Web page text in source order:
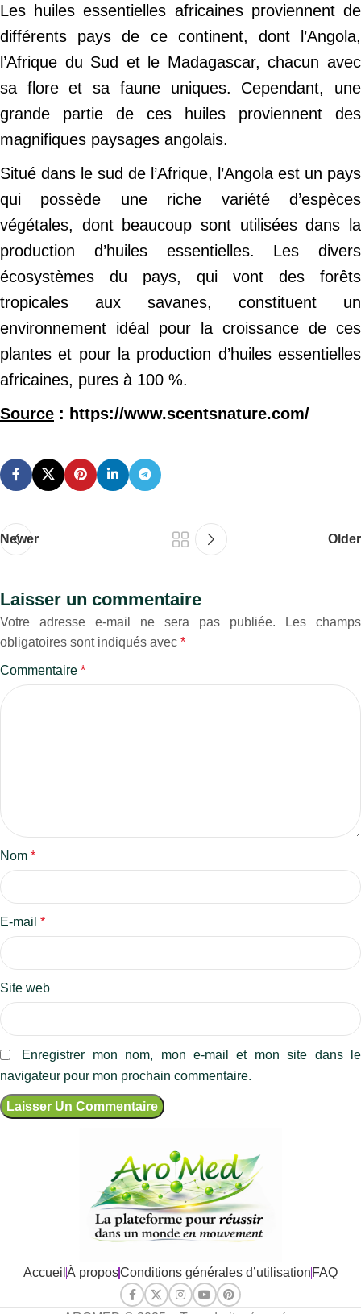
Les huiles essentielles africaines proviennent de
différents pays de ce continent, dont l’Angola,
l’Afrique du Sud et le Madagascar, chacun avec
sa flore et sa faune uniques. Cependant, une
grande partie de ces huiles proviennent des
magnifiques paysages angolais.
Situé dans le sud de l’Afrique, l’Angola est un pays
qui possède une riche variété d’espèces
végétales, dont beaucoup sont utilisées dans la
production d’huiles essentielles. Les divers
écosystèmes du pays, qui vont des forêts
tropicales aux savanes, constituent un
environnement idéal pour la croissance de ces
plantes et pour la production d’huiles essentielles
africaines, pures à 100 %.
Source : https://www.scentsnature.com/
Newer Older
Laisser un commentaire
Votre adresse e-mail ne sera pas publiée.
Les champs
obligatoires sont indiqués avec *
Commentaire *
Nom *
E-mail *
Site web
Enregistrer mon nom, mon e-mail et mon site dans le
navigateur pour mon prochain commentaire.
Accueil À proposConditions générales d’utilisation FAQ